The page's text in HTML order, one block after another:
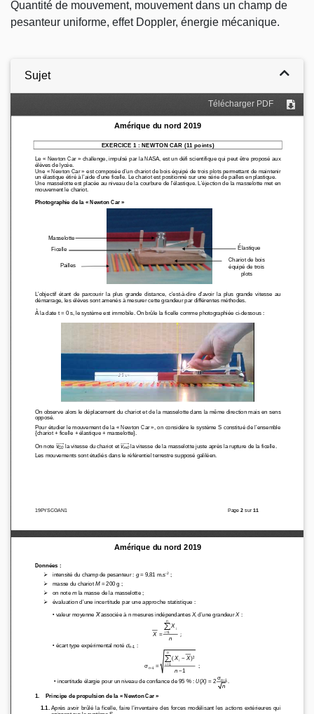
Quantité de mouvement, mouvement dans un champ de
pesanteur uniforme, effet Doppler, énergie mécanique.
Sujet